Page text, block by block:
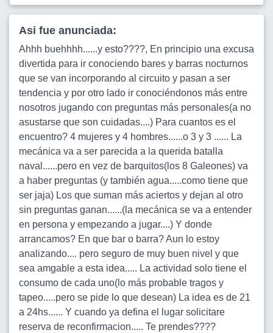
Asi fue anunciada:
Ahhh buehhhh......y esto????, En principio una excusa
divertida para ir conociendo bares y barras nocturnos
que se van incorporando al circuito y pasan a ser
tendencia y por otro lado ir conociéndonos más entre
nosotros jugando con preguntas más personales(a no
asustarse que son cuidadas....) Para cuantos es el
encuentro? 4 mujeres y 4 hombres......o 3 y 3 ...... La
mecánica va a ser parecida a la querida batalla
naval......pero en vez de barquitos(los 8 Galeones) va
a haber preguntas (y también agua.....como tiene que
ser jaja) Los que suman más aciertos y dejan al otro
sin preguntas ganan......(la mecánica se va a entender
en persona y empezando a jugar....) Y donde
arrancamos? En que bar o barra? Aun lo estoy
analizando.... pero seguro de muy buen nivel y que
sea amgable a esta idea..... La actividad solo tiene el
consumo de cada uno(lo más probable tragos y
tapeo.....pero se pide lo que desean) La idea es de 21
a 24hs...... Y cuando ya defina el lugar solicitare
reserva de reconfirmacion..... Te prendes????